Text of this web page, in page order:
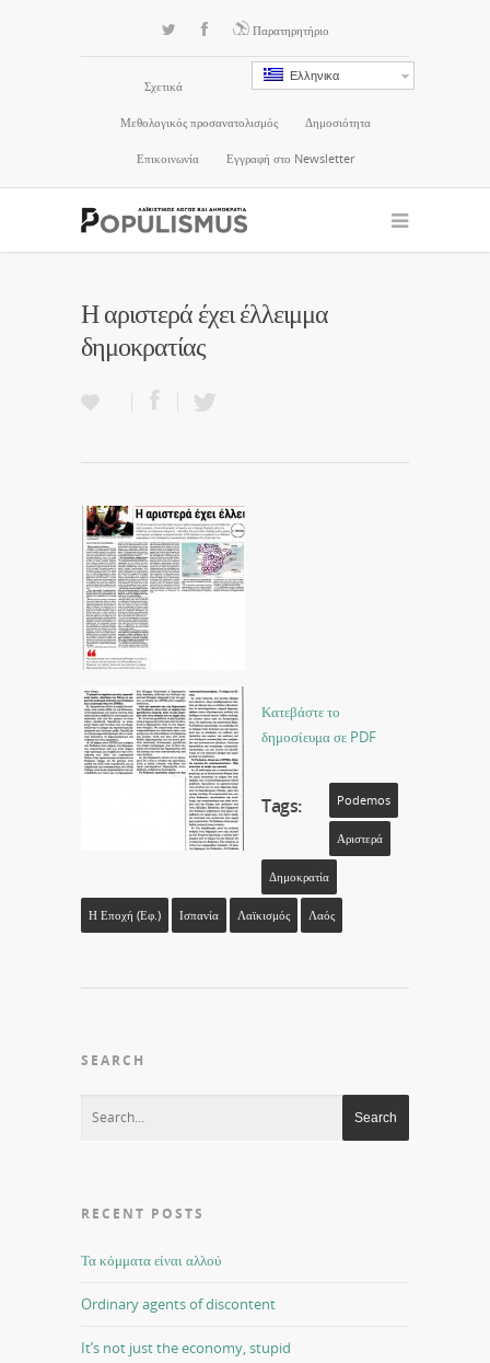
Παρατηρητήριο
Ελληνικα
Σχετικά
Μεθολογικός προσανατολισμός Δημοσιότητα
Επικοινωνία Εγγραφή στο Newsletter
Η αριστερά έχει έλλειμμα
δημοκρατίας
Κατεβάστε το
δημοσίευμα σε PDF
Tags: Podemos
Αριστερά
Δημοκρατία
Η Εποχή (εφ.) Ισπανία Λαϊκισμός Λαός
SEARCH
RECENT POSTS
Τα κόμματα είναι αλλού
Ordinary agents of discontent
It’s not just the economy, stupid